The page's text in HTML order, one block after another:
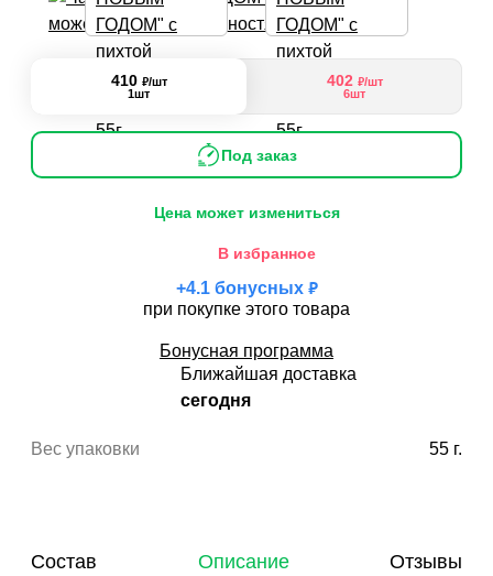
Вес упаковки 55 г.
410 ₽/шт
1шт
402 ₽/шт
6шт
Под заказ
Цена может измениться
В избранное
+4.1бонусных ₽
при покупке этого товара
Бонусная программа
Ближайшая доставка
сегодня
Состав Описание Отзывы
функционал сайта максимально удобным для
пользователей.
Рекламные файлы cookie используются для целей
маркетинга и улучшения качества рекламы. Эти
файлы cookie помогают обеспечить максимально
высокую точность и ценность содержания